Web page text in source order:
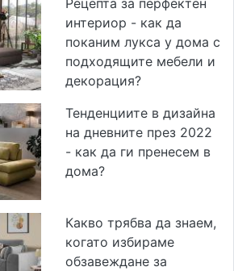
интериор - как да
поканим лукса у дома с
подходящите мебели и
декорация?
Тенденциите в дизайна
на дневните през 2022
- как да ги пренесем в
дома?
Какво трябва да знаем,
когато избираме
обзавеждане за